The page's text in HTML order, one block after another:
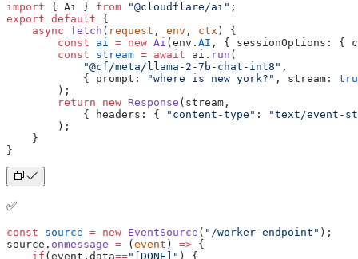
import { Ai } from "@cloudflare/ai" ;
export default {
    async
fetch ( request , env , ctx ) {
        const
ai = new Ai (env. AI , { sessionOptions:
        const
stream = await ai. run (
            "@cf/meta/llama-2-7b-chat-int8"
,
            { prompt:
"where is new york?" , stream:
        );
        return
new Response (stream,
            { headers: {
"content-type" :
"text/event-
        );
    }
}
✅
const source = new EventSource ( "/worker-endpoint" );
source. onmessage = ( event ) => {
    if
(event.data=="[DONE]" ) {